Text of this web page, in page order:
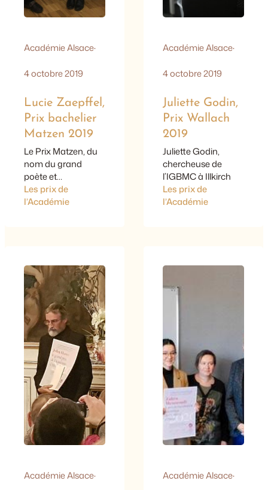
Académie Alsace·
4 octobre 2019
Lucie Zaepffel,
Prix bachelier
Matzen 2019
Le Prix Matzen, du
nom du grand
poète et
dialectologue
alsacien, est
obtenu la meilleure
note et a manifesté
la plus grande
maîtrise de
l’alsacien à l’option
Langue et Culture
Régionales au bac.
Sur le millier de
candidats, 10 %
présentent en effet
l’option en…
Les prix de
l’Académie
Académie Alsace·
4 octobre 2019
Juliette Godin,
Prix Wallach
2019
Juliette Godin,
chercheuse de
l’IGBMC à Illkirch
Les prix de
l’Académie
Académie Alsace· Académie Alsace·